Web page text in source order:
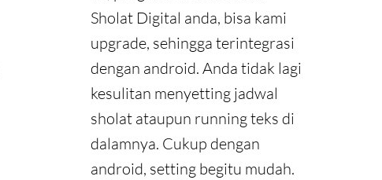
Sholat Digital anda, bisa kami
upgrade, sehingga terintegrasi
dengan android. Anda tidak lagi
kesulitan menyetting jadwal
sholat ataupun running teks di
dalamnya. Cukup dengan
android, setting begitu mudah.